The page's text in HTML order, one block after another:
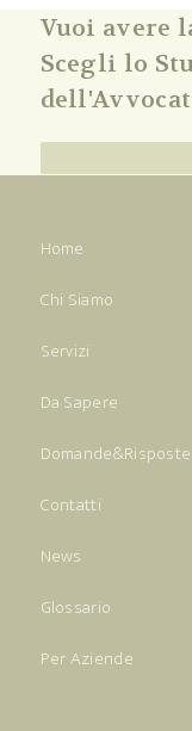
Vuoi avere
Scegli lo
Home
Chi Siamo
Servizi
Da Sapere
Domande&Risposte
Contatti
News
Glossario
Per Aziende